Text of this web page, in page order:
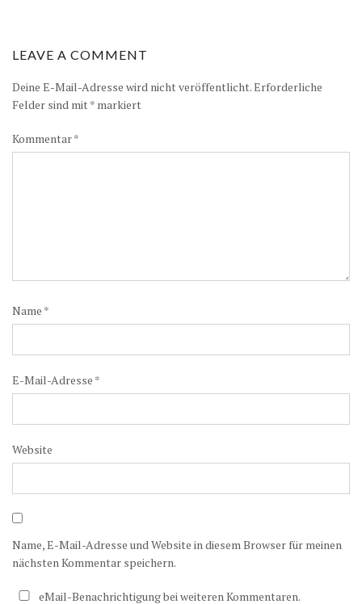
LEAVE A COMMENT
Deine E-Mail-Adresse wird nicht veröffentlicht.Erforderliche
Felder sind mit* markiert
Kommentar*
Name *
E-Mail-Adresse *
Website
Name, E-Mail-Adresse und Website in diesem Browser für meinen
nächsten Kommentar speichern.
eMail-Benachrichtigung bei weiteren Kommentaren.